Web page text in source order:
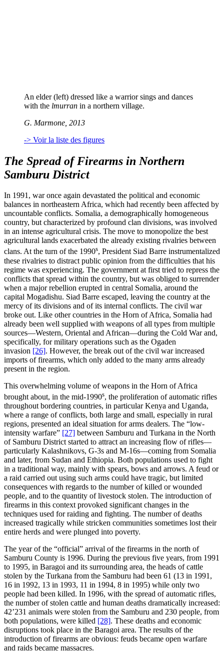
An elder (left) dressed like a warrior sings and dances
with the lmurran in a northern village.
G. Marmone, 2013
-> Voir la liste des figures
The Spread of Firearms in Northern
Samburu District
In 1991, war once again devastated the political and economic
balances in northeastern Africa, which had recently been affected by
uncountable conflicts. Somalia, a demographically homogeneous
country, but characterized by profound clan divisions, was involved
in an intense agricultural crisis. The move to monopolize the best
agricultural lands exacerbated the already existing rivalries between
clans. At the turn of the 1990s, President Siad Barre instrumentalized
these rivalries to distract public opinion from the difficulties that his
regime was experiencing. The government at first tried to repress the
conflicts that spread within the country, but was obliged to surrender
when a major rebellion erupted in central Somalia, around the
capital Mogadishu. Siad Barre escaped, leaving the country at the
mercy of its divisions and of its internal conflicts. The civil war
broke out. Like other countries in the Horn of Africa, Somalia had
already been well supplied with weapons of all types from multiple
sources—Western, Oriental and African—during the Cold War and,
specifically, for military operations such as the Ogaden
invasion [26]. However, the break out of the civil war increased
imports of firearms, which only added to the many arms already
present in the region.
This overwhelming volume of weapons in the Horn of Africa
brought about, in the mid-1990s, the proliferation of automatic rifles
throughout bordering countries, in particular Kenya and Uganda,
where a range of conflicts, both large and small, especially in rural
regions, presented an ideal situation for arms dealers. The “low-
intensity warfare” [27] between Samburu and Turkana in the North
of Samburu District started to attract an increasing flow of rifles—
particularly Kalashnikovs, G-3s and M-16s—coming from Somalia
and later, from Sudan and Ethiopia. Both populations used to fight
in a traditional way, mainly with spears, bows and arrows. A feud or
a raid carried out using such arms could have tragic, but limited
consequences with regards to the number of killed or wounded
people, and to the quantity of livestock stolen. The introduction of
firearms in this context provoked significant changes in the
techniques used for raiding and fighting. The number of deaths
increased tragically while stricken communities sometimes lost their
entire herds and were plunged into poverty.
The year of the “official” arrival of the firearms in the north of
Samburu County is 1996. During the previous five years, from 1991
to 1995, in Baragoi and its surrounding area, the heads of cattle
stolen by the Turkana from the Samburu had been 61 (13 in 1991,
16 in 1992, 13 in 1993, 11 in 1994, 8 in 1995) while only two
people had been killed. In 1996, with the spread of automatic rifles,
the number of stolen cattle and human deaths dramatically increased:
42’231 animals were stolen from the Samburu and 230 people, from
both populations, were killed [28]. These deaths and economic
disruptions took place in the Baragoi area. The results of the
introduction of firearms are obvious: feuds became open warfare
and raids became massacres.